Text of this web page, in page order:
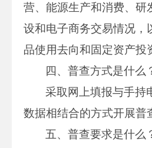
营、能源生产和消费、研
设和电子商务交易情况，
品使用去向和固定资产投
四、普查方式是什么
采取网上填报与手持
数据相结合的方式开展普
五、普查要求是什么